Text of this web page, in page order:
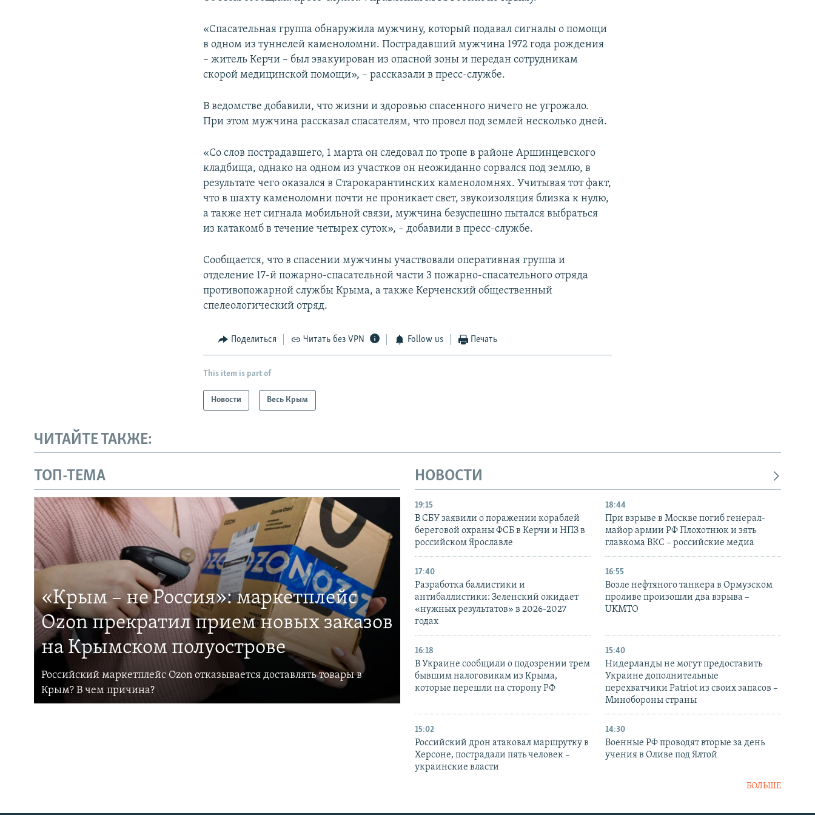
«Спасательная группа обнаружила мужчину, который подавал сигналы о помощи
в одном из туннелей каменоломни. Пострадавший мужчина 1972 года рождения
– житель Керчи – был эвакуирован из опасной зоны и передан сотрудникам
скорой медицинской помощи», – рассказали в пресс-службе.
В ведомстве добавили, что жизни и здоровью спасенного ничего не угрожало.
При этом мужчина рассказал спасателям, что провел под землей несколько дней.
«Со слов пострадавшего, 1 марта он следовал по тропе в районе Аршинцевского
кладбища, однако на одном из участков он неожиданно сорвался под землю, в
результате чего оказался в Старокарантинских каменоломнях. Учитывая тот факт,
что в шахту каменоломни почти не проникает свет, звукоизоляция близка к нулю,
а также нет сигнала мобильной связи, мужчина безуспешно пытался выбраться
из катакомб в течение четырех суток», – добавили в пресс-службе.
Сообщается, что в спасении мужчины участвовали оперативная группа и
отделение 17-й пожарно-спасательной части 3 пожарно-спасательного отряда
противопожарной службы Крыма, а также Керченский общественный
спелеологический отряд.
Поделиться Читать без VPN Follow us Печать
This item is part of
Новости Весь Крым
ЧИТАЙТЕ ТАКЖЕ:
ТОП-ТЕМА
«Крым – не Россия»: маркетплейс
Ozon прекратил прием новых заказов
на Крымском полуострове
Российский маркетплейс Ozon отказывается доставлять товары в
Крым? В чем причина?
НОВОСТИ
19:15
В СБУ заявили о поражении кораблей
береговой охраны ФСБ в Керчи и НПЗ в
российском Ярославле
18:44
При взрыве в Москве погиб генерал-
майор армии РФ Плохотнюк и зять
главкома ВКС – российские медиа
17:40
Разработка баллистики и
антибаллистики: Зеленский ожидает
«нужных результатов» в 2026-2027
годах
16:55
Возле нефтяного танкера в Ормузском
проливе произошли два взрыва –
UKMTO
16:18
В Украине сообщили о подозрении трем
бывшим налоговикам из Крыма,
которые перешли на сторону РФ
15:40
Нидерланды не могут предоставить
Украине дополнительные
перехватчики Patriot из своих запасов –
Минобороны страны
15:02
Российский дрон атаковал маршрутку в
Херсоне, пострадали пять человек –
украинские власти
14:30
Военные РФ проводят вторые за день
учения в Оливе под Ялтой
БОЛЬШЕ